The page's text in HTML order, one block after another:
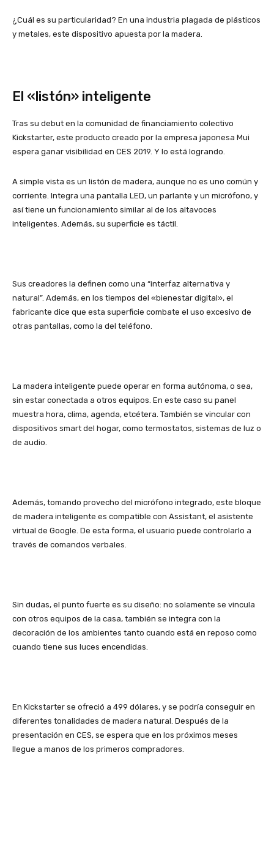
¿Cuál es su particularidad? En una industria plagada de plásticos
y metales, este dispositivo apuesta por la madera.
El «listón» inteligente
Tras su debut en la comunidad de financiamiento colectivo
Kickstarter, este producto creado por la empresa japonesa Mui
espera ganar visibilidad en CES 2019. Y lo está logrando.
A simple vista es un listón de madera, aunque no es uno común y
corriente. Integra una pantalla LED, un parlante y un micrófono, y
así tiene un funcionamiento similar al de los altavoces
inteligentes. Además, su superficie es táctil.
Sus creadores la definen como una “interfaz alternativa y
natural”. Además, en los tiempos del «bienestar digital», el
fabricante dice que esta superficie combate el uso excesivo de
otras pantallas, como la del teléfono.
La madera inteligente puede operar en forma autónoma, o sea,
sin estar conectada a otros equipos. En este caso su panel
muestra hora, clima, agenda, etcétera. También se vincular con
dispositivos smart del hogar, como termostatos, sistemas de luz o
de audio.
Además, tomando provecho del micrófono integrado, este bloque
de madera inteligente es compatible con Assistant, el asistente
virtual de Google. De esta forma, el usuario puede controlarlo a
través de comandos verbales.
Sin dudas, el punto fuerte es su diseño: no solamente se vincula
con otros equipos de la casa, también se integra con la
decoración de los ambientes tanto cuando está en reposo como
cuando tiene sus luces encendidas.
En Kickstarter se ofreció a 499 dólares, y se podría conseguir en
diferentes tonalidades de madera natural. Después de la
presentación en CES, se espera que en los próximos meses
llegue a manos de los primeros compradores.